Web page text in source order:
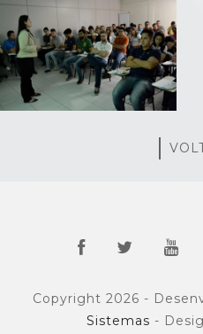
Copyright 2026 -
Sistemas -